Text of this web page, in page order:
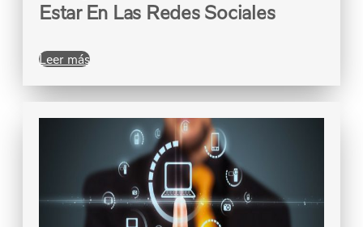
Estar En Las Redes Sociales
Leer más